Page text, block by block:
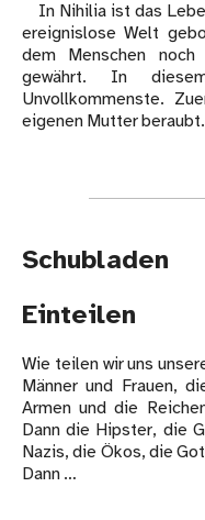
In Nihilia ist das
ereignislose Welt
dem Menschen
gewährt. In
Unvollkommenste.
eigenen Mutter
Schubladen
Einteilen
Wie teilen wir uns
Männer und Frauen,
Armen und die
Dann die Hipster, die
Nazis, die Ökos, die
Dann …